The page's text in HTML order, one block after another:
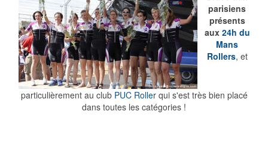
parisiens
présents
aux 24h du
Mans
Rollers, et
particulièrement au club PUC Rollerqui s'est très bien placé
dans toutes les catégories !